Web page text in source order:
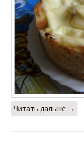
Читать дальше →